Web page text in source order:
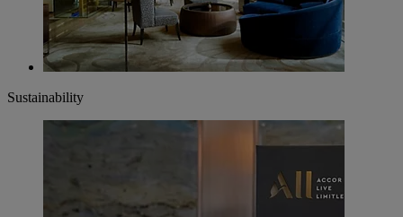
Sustainability